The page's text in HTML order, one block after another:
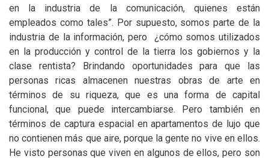
en la industria de la comunicación, quienes están
empleados como tales”. Por supuesto, somos parte de la
industria de la información, pero ¿cómo somos utilizados
en la producción y control de la tierra los gobiernos y la
clase rentista? Brindando oportunidades para que las
personas ricas almacenen nuestras obras de arte en
términos de su riqueza, que es una forma de capital
funcional, que puede intercambiarse. Pero también en
términos de captura espacial en apartamentos de lujo que
no contienen más que aire, porque la gente no vive en ellos.
He visto personas que viven en algunos de ellos, pero son